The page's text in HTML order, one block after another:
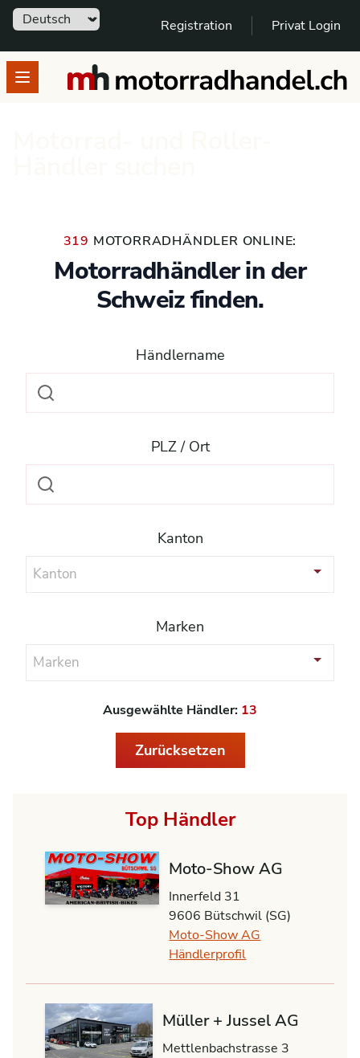
Sprache Registration Privat Login
Open menumotorradhandel.ch
319 MOTORRADHÄNDLER ONLINE:
Motorradhändler in der
Schweiz finden.
Händlername
PLZ / Ort
Kanton
Kanton
Marken
Marken
Ausgewählte Händler: 13
Zurücksetzen
Top Händler
Moto-Show AG
Innerfeld 31
9606 Bütschwil (SG)
Moto-Show AG
Händlerprofil
Müller + Jussel AG
Mettlenbachstrasse 3